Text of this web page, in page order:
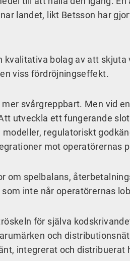
landet, likt Betsson har
kvalitativa bolag av att
viss fördröjningseffekt.
svårgreppbart. Men vid
utveckla ett fungerande
regulatoriskt
mot operatörernas
om spelbalans,
inte når operatörernas
för själva
och
integrerat och